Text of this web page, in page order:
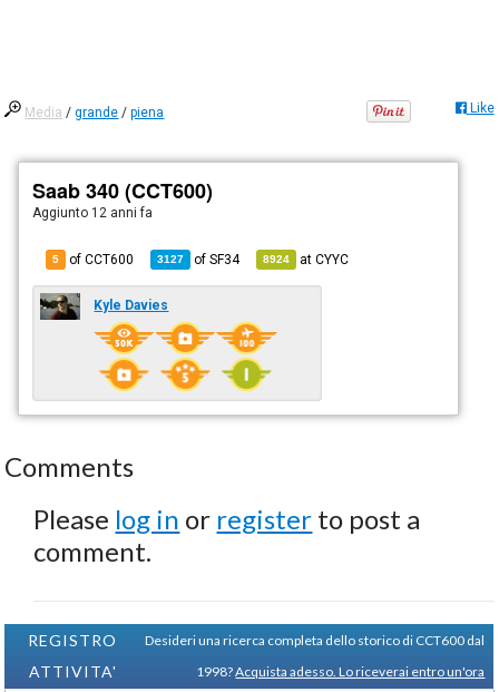
Media /grande /piena Like
Saab 340 (CCT600)
Aggiunto 12 anni fa
5 of CCT600 3127 ofSF34 8924 atCYYC
Kyle Davies
Comments
Please log in or register to post a
comment.
REGISTRO
ATTIVITA'
Desideri una ricerca completa dello storico di CCT600 dal
1998?Acquista adesso. Lo riceverai entro un'ora